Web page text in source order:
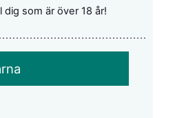
dig som är över 18 år!